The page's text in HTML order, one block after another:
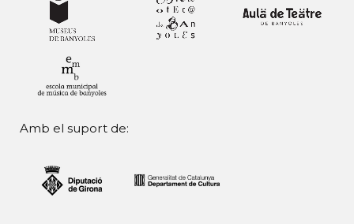
Amb el suport de: